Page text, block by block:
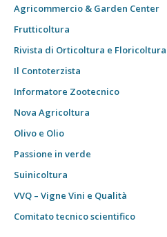
Agricommercio & Garden Center
Frutticoltura
Rivista di Orticoltura e Floricoltura
Il Contoterzista
Informatore Zootecnico
Nova Agricoltura
Olivo e Olio
Passione in verde
Suinicoltura
VVQ – Vigne Vini e Qualità
Comitato tecnico scientifico